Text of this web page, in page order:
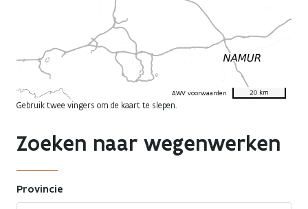
AWV voorwaarden 20 km
Gebruik twee vingers om de kaart te slepen.
Zoeken naar wegenwerken
Provincie